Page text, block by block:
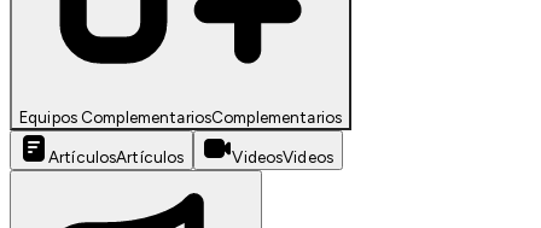
Equipos ComplementariosComplementarios
ArtículosArtículos VideosVideos